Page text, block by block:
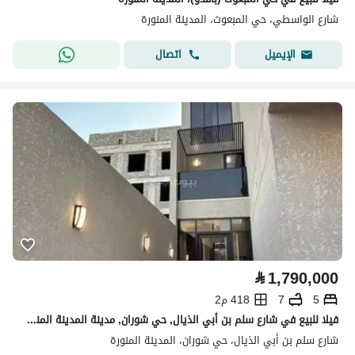
شارع الواسطي، حي المبعوث، المدينة المنورة
الإيميل
اتصال
⃁1,790,000
5
7
418 م2
فيلا للبيع في شارع سلم بن أبي الذيال, حي شوران, مدينة المدينة المنورة
شارع سلم بن أبي الذيال، حي شوران، المدينة المنورة